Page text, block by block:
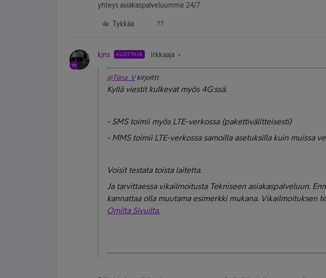
yhteys asiakaspalveluumme 24/7
Tykkää
kjns ALOITTAJA Irkkaaja
@Tiina_Vkirjoitti:
Kyllä viestit kulkevat myös 4G:ssä.
- SMS toimii myös LTE-verkossa (pakettivälitteisesti)
- MMS toimii LTE-verkossa samoilla asetuksilla kuin muissa
Voisit testata toista laitetta.
Ja tarvittaessa vikailmoitusta Tekniseen asiakaspalveluun.
kannattaa olla muutama esimerkki mukana. Vikailmoituksen
Omilta Sivuilta.